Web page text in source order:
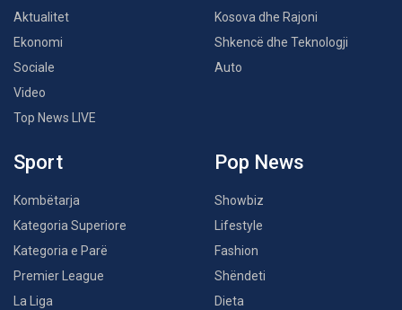
Aktualitet
Ekonomi
Sociale
Video
Top News LIVE
Kosova dhe Rajoni
Shkencë dhe Teknologji
Auto
Sport
Kombëtarja
Kategoria Superiore
Kategoria e Parë
Premier League
La Liga
Pop News
Showbiz
Lifestyle
Fashion
Shëndeti
Dieta